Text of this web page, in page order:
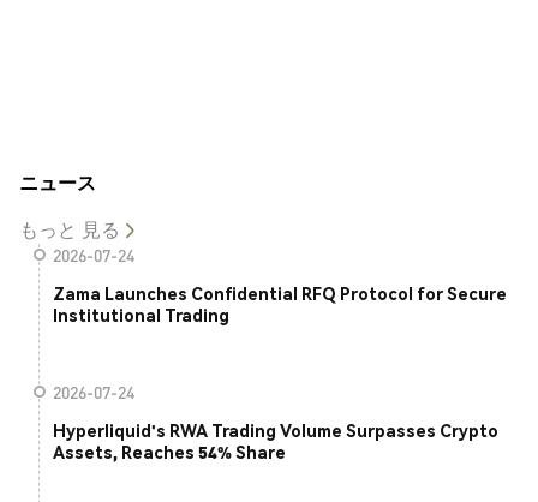
ニュース
もっと 見る
2026-07-24
Zama Launches Confidential RFQ Protocol for Secure
Institutional Trading
2026-07-24
Hyperliquid's RWA Trading Volume Surpasses Crypto
Assets, Reaches 54% Share